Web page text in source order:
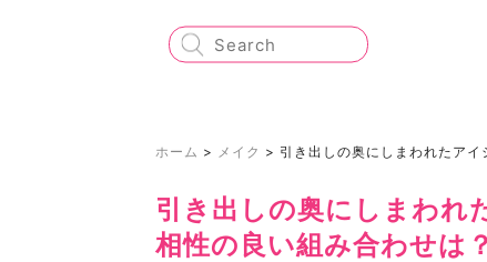
ホーム > メイク > 引き出しの奥にしまわれたア
引き出しの奥にしまわ
相性の良い組み合わせは？